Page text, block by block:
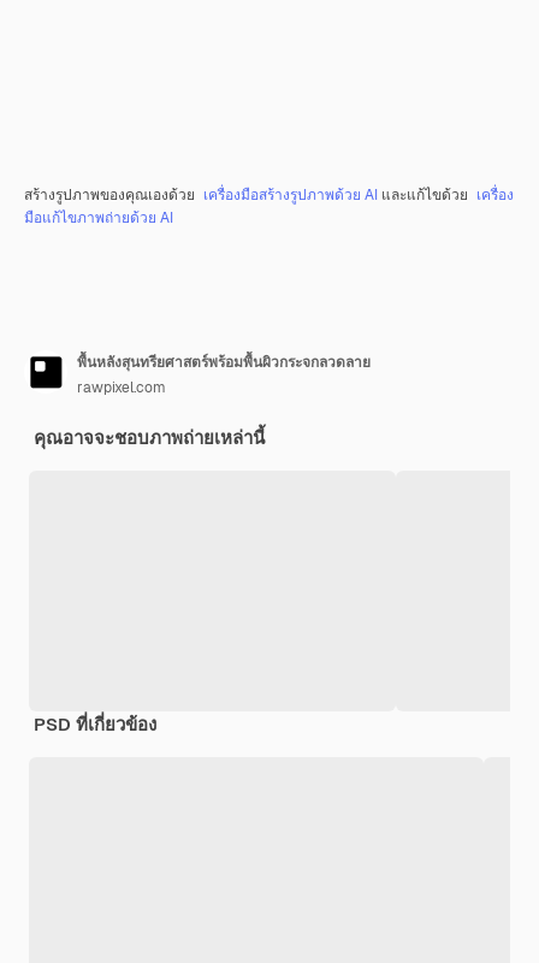
สร้างรูปภาพของคุณเองด้วย เครื่องมือสร้างรูปภาพด้วย AI และแก้ไขด้วย เครื่อง
มือแก้ไขภาพถ่ายด้วย AI
พื้นหลังสุนทรียศาสตร์พร้อมพื้นผิวกระจกลวดลาย
rawpixel.com
คุณอาจจะชอบภาพถ่ายเหล่านี้
PSD ที่เกี่ยวข้อง